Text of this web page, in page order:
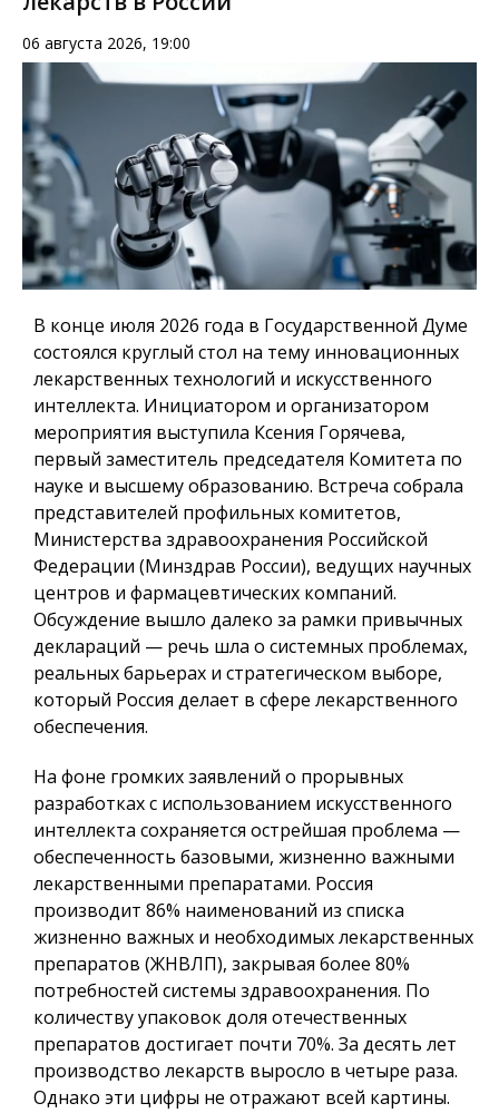
06 августа 2026, 19:00
В конце июля 2026 года в Государственной Думе
состоялся круглый стол на тему инновационных
лекарственных технологий и искусственного
интеллекта. Инициатором и организатором
мероприятия выступила Ксения Горячева,
первый заместитель председателя Комитета по
науке и высшему образованию. Встреча собрала
представителей профильных комитетов,
Министерства здравоохранения Российской
Федерации (Минздрав России), ведущих научных
центров и фармацевтических компаний.
Обсуждение вышло далеко за рамки привычных
деклараций — речь шла о системных проблемах,
реальных барьерах и стратегическом выборе,
который Россия делает в сфере лекарственного
обеспечения.
На фоне громких заявлений о прорывных
разработках с использованием искусственного
интеллекта сохраняется острейшая проблема —
обеспеченность базовыми, жизненно важными
лекарственными препаратами. Россия
производит 86% наименований из списка
жизненно важных и необходимых лекарственных
препаратов (ЖНВЛП), закрывая более 80%
потребностей системы здравоохранения. По
количеству упаковок доля отечественных
препаратов достигает почти 70%. За десять лет
производство лекарств выросло в четыре раза.
Однако эти цифры не отражают всей картины.